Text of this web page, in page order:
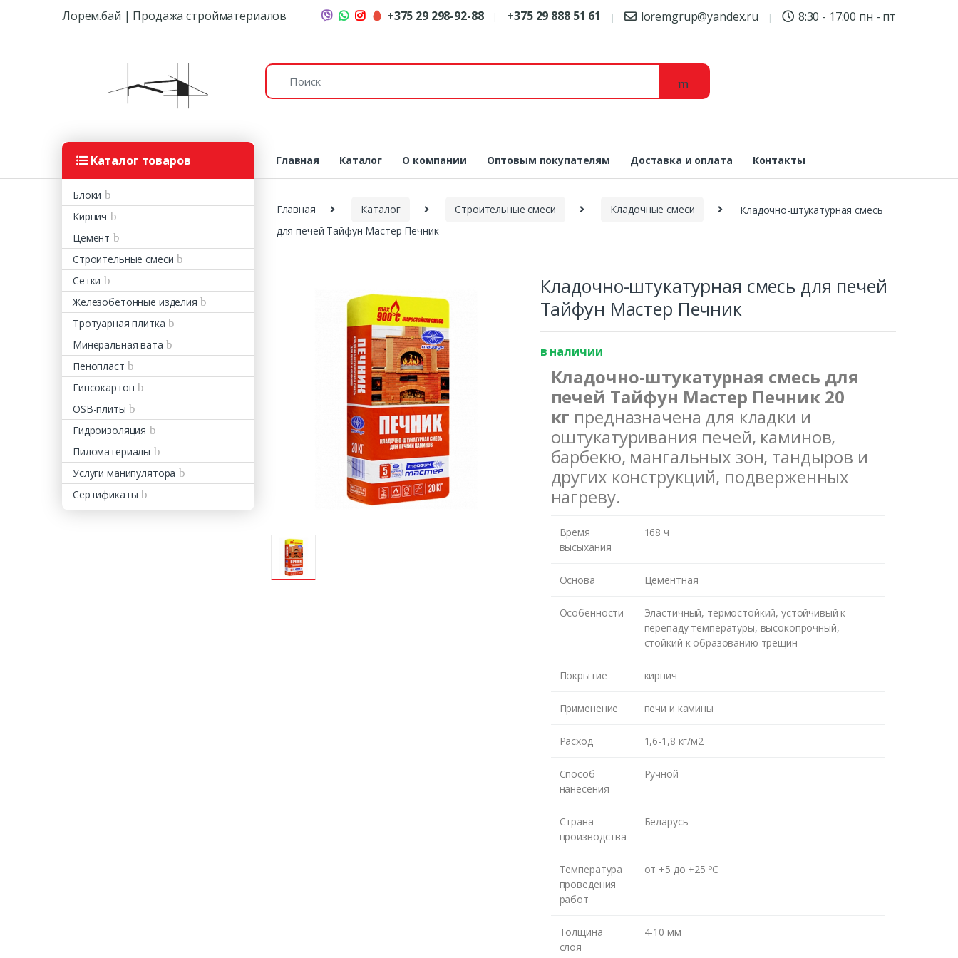
Skip to navigation
Skip to contentЛорем.бай | Продажа стройматериалов +375 29 298-92-88 +375 29 888 51 61 loremgrup@yandex.ru 8:30 - 17:00 пн - пт
Поиск:
Каталог товаров
Блоки
Кирпич
Цемент
Строительные смеси
Сетки
Железобетонные изделия
Тротуарная плитка
Минеральная вата
Пенопласт
Гипсокартон
OSB-плиты
Гидроизоляция
Пиломатериалы
Услуги манипулятора
Сертификаты
Главная Каталог О компании Оптовым покупателям Доставка и оплата Контакты
Главная Каталог Строительные смеси Кладочные смеси
Кладочно-штукатурная смесь
для печей Тайфун Мастер Печник
Кладочно-штукатурная смесь для печей
Тайфун Мастер Печник
в наличии
Кладочно-штукатурная смесь для
печей Тайфун Мастер Печник 20
кг предназначена для кладки и
оштукатуривания печей, каминов,
барбекю, мангальных зон, тандыров и
других конструкций, подверженных
нагреву.
Время
высыхания
168 ч
Основа Цементная
Особенности
Эластичный, термостойкий, устойчивый к
перепаду температуры, высокопрочный,
стойкий к образованию трещин
Покрытие кирпич
Применение печи и камины
Расход 1,6-1,8 кг/м2
Способ
нанесения
Ручной
Страна
производства
Беларусь
Температура
проведения
работ
от +5 до +25 ºC
Толщина
слоя
4-10 мм
Оставьте номер и мы перезвоним Вам